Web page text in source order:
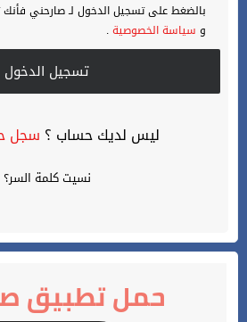
بالضغط على تسجيل الدخول لـ صارحني
و سياسة الخصوصية.
تسجيل الدخول
ليس لديك حساب ؟ سجل
نسيت كلمة السر؟
حمل تطبيق